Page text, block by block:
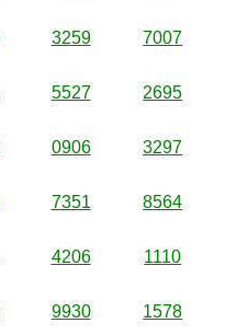
3259 7007
5527 2695
0906 3297
7351 8564
4206 1110
9930 1578